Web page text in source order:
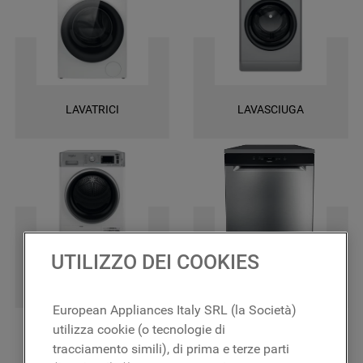
una garanzia di 2 anni su tutti i ricambi e la certezza di ottenere le
massime prestazioni.
LAVATRICI LAVASCIUGA
UTILIZZO DEI COOKIES
European Appliances Italy SRL (la Società)
utilizza cookie (o tecnologie di
tracciamento simili), di prima e terze parti